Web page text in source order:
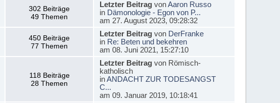
302 Beiträge
49 Themen
Letzter BeitragvonAaron Russo
in Dämonologie - Egon von P...
am 27. August 2023, 09:28:32
450 Beiträge
77 Themen
Letzter Beitragvon DerFranke
in Re: Beten und bekehren
am 08. Juni 2021, 15:27:10
118 Beiträge
28 Themen
Letzter Beitragvon Römisch-
katholisch
inANDACHT ZUR TODESANGST
C...
am 09. Januar 2019, 10:18:41